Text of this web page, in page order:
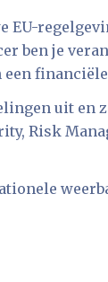
EU-
ben je
uit en
Risk